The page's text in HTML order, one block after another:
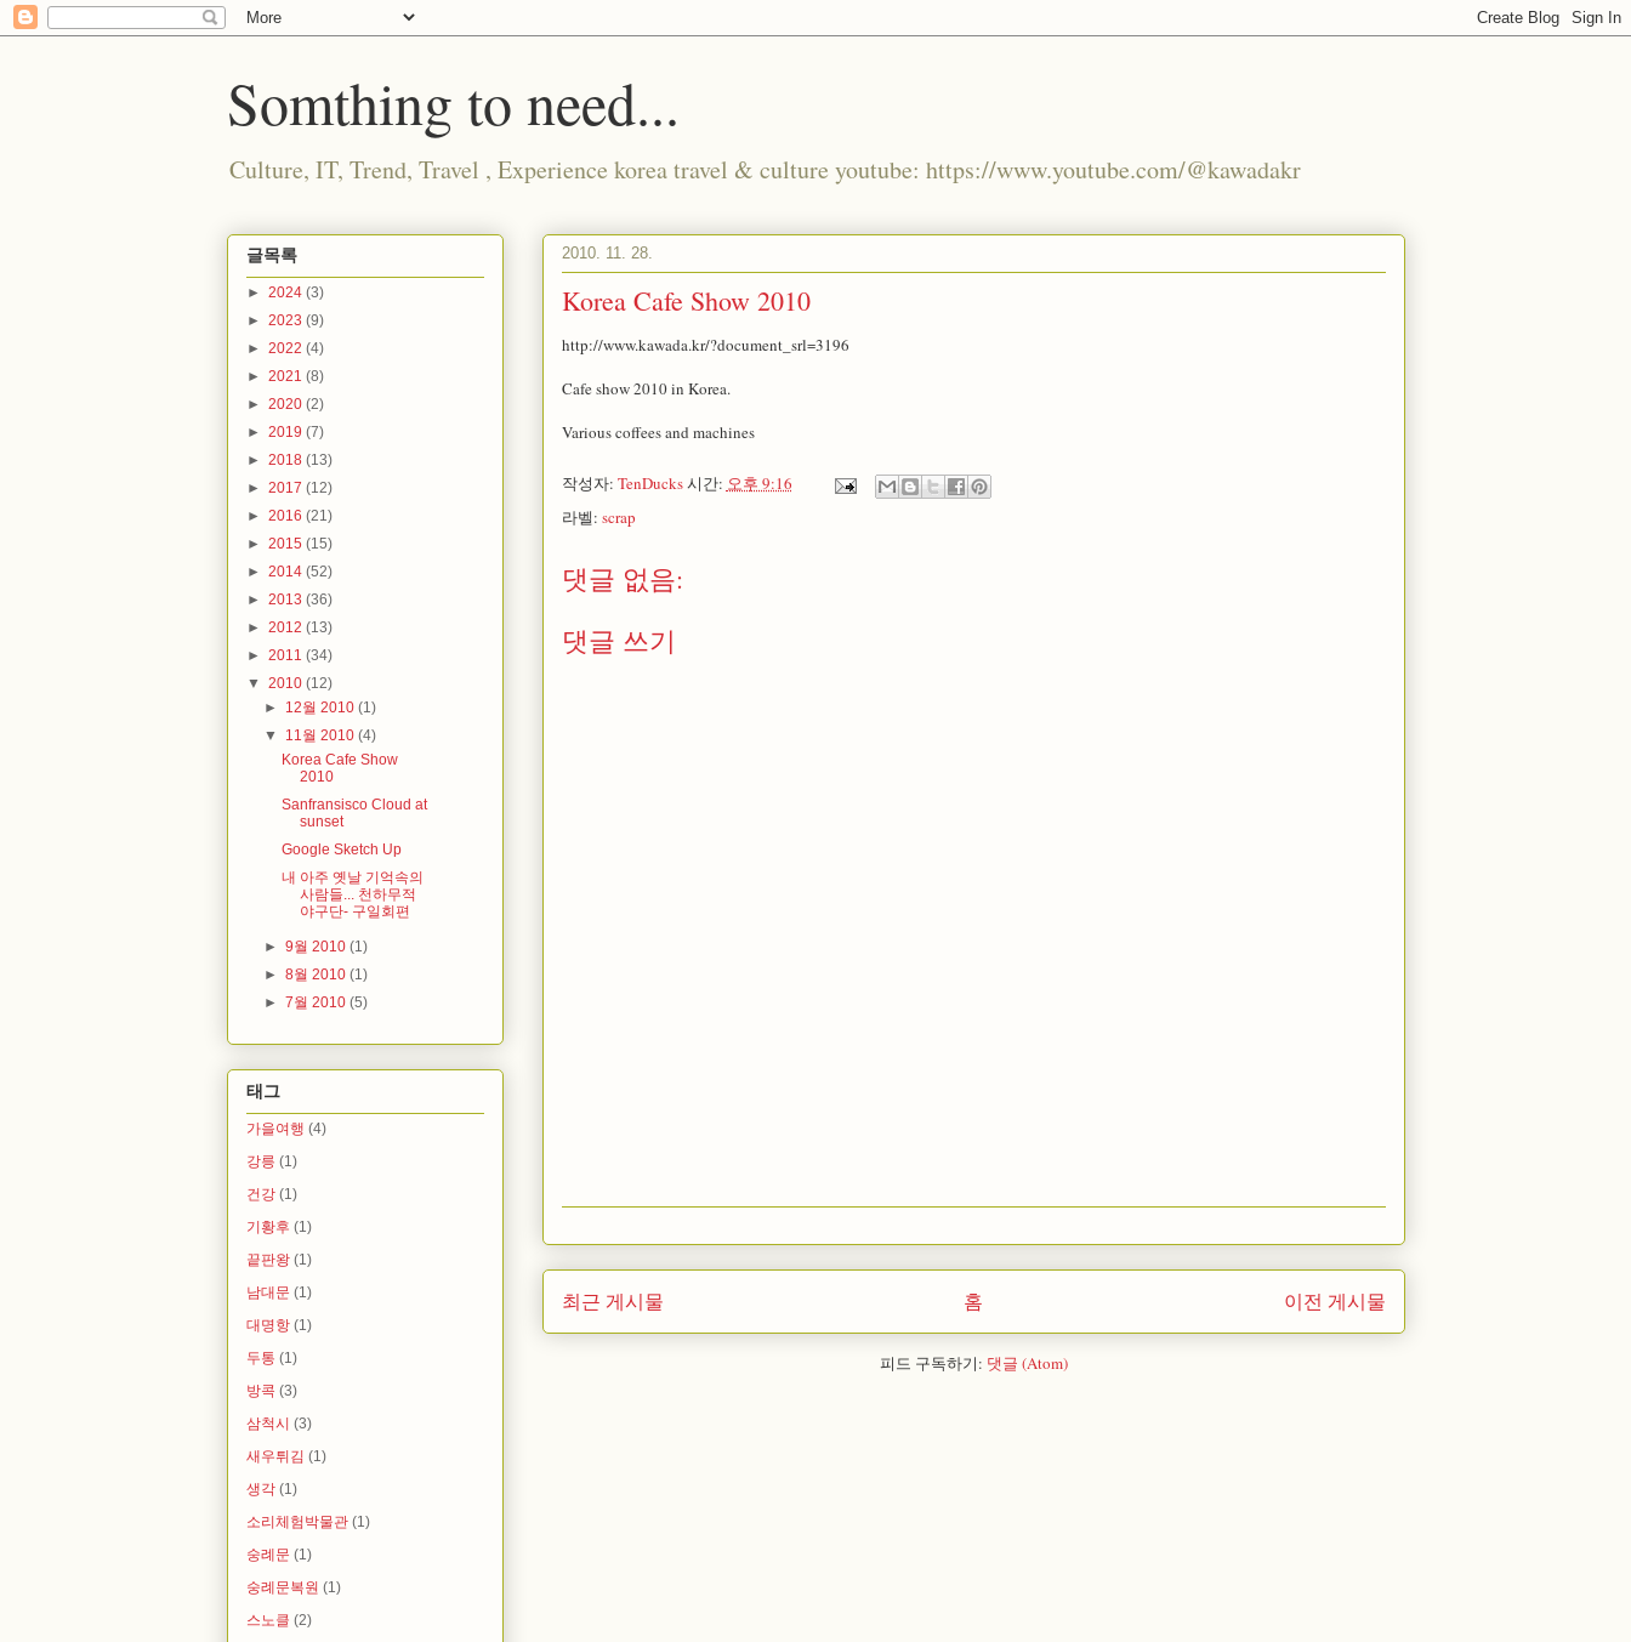
Somthing to need...
Culture, IT, Trend, Travel , Experience korea travel & culture youtube: https://www.youtube.com/@kawadakr
2010. 11. 28.
Korea Cafe Show 2010
http://www.kawada.kr/?document_srl=3196
Cafe show 2010 in Korea.
Various coffees and machines
작성자: TenDucks시간: 오후 9:16
라벨: scrap
댓글 없음:
댓글 쓰기
최근 게시물 이전 게시물
홈
피드 구독하기: 댓글 (Atom)
글목록
► 2024 (3)
► 2023 (9)
► 2022 (4)
► 2021 (8)
► 2020 (2)
► 2019 (7)
► 2018 (13)
► 2017 (12)
► 2016 (21)
► 2015 (15)
► 2014 (52)
► 2013 (36)
► 2012 (13)
► 2011 (34)
▼ 2010 (12)
► 12월 2010 (1)
▼ 11월 2010 (4)
Korea Cafe Show
2010
Sanfransisco Cloud at
sunset
Google Sketch Up
내 아주 옛날 기억속의
사람들... 천하무적
야구단- 구일회편
► 9월 2010 (1)
► 8월 2010 (1)
► 7월 2010 (5)
태그
가을여행 (4)
강릉 (1)
건강 (1)
기황후 (1)
끝판왕 (1)
남대문 (1)
대명항 (1)
두통 (1)
방콕 (3)
삼척시 (3)
새우튀김 (1)
생각 (1)
소리체험박물관 (1)
숭례문 (1)
숭례문복원 (1)
스노클 (2)